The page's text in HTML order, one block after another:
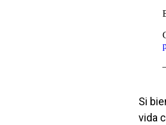
Si
vida